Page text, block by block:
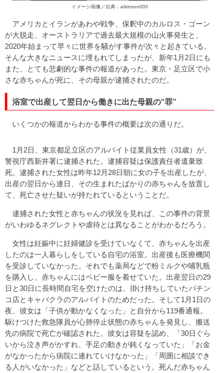
イメージ画像／出典：atkinson000
アメリカとイランがあわや戦争、保釈中のカルロス・ゴーン
が大脱走、オーストラリアで過去最大規模の山火事発生と、
2020年始まって早々に世界を騒がす事件が次々と起きている。
そんな大きなニュースに埋もれてしまったが、新年1月2日にも
また、とても悲劇的な事件の報道があった。東京・足立区で小
さな赤ちゃんが死に、その母親が逮捕されたのだ。
浴室で出産して翌日から働きに出た母親の“罪”
いくつかの報道からわかる事件の概要は次の通りだ。
1月2日、東京都足立区のアルバイト従業員女性（31歳）が、
警視庁西新井署に逮捕された。逮捕容疑は保護責任者遺棄致
死。逮捕された女性は昨年12月28日朝に女の子を出産したが、
出産の翌日から連日、その生まれたばかりの赤ちゃんを放置し
て、死亡させた疑いが持たれているということだ。
逮捕された女性と赤ちゃんの状況を見れば、この事件の背景
がいわゆるネグレクトや虐待とは異なることがわかるだろう。
女性は妊娠中に妊婦健診を受けていなくて、赤ちゃんを出産
したのは一人暮らしをしている自宅の浴室。出産後も医療機関
を受診していなかった。それでも薬局などで粉ミルクや哺乳瓶
を購入し、赤ちゃんにはベビー服を着せていた。出産翌日の29
日と30日に長時間自宅を空けたのは、掛け持ちしていたパチン
コ店とキャバクラのアルバイトのためだった。そして1月1日の
夜、彼女は「子供が動かなくなった」と自分から119番通報。
駆けつけた救急隊員が心肺停止状態の赤ちゃんを発見し、搬送
先の病院で死亡が確認された。彼女は容疑を認め、「30日ぐら
いから泣き声がかすれ、手足の動きが鈍くなっていた」「お金
がなかったから病院に連れていけなかった」「周囲に相談でき
る人がいなかった」などと話しているという。死んだ赤ちゃん